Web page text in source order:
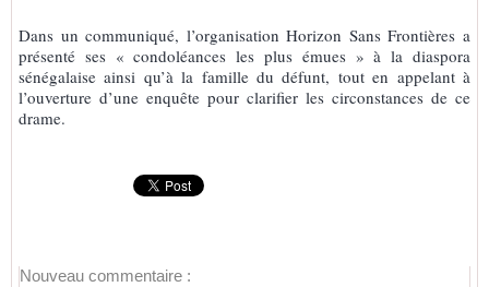
Dans un communiqué, l’organisation Horizon Sans Frontières a
présenté ses « condoléances les plus émues » à la diaspora
sénégalaise ainsi qu’à la famille du défunt, tout en appelant à
l’ouverture d’une enquête pour clarifier les circonstances de ce
drame.
Nouveau commentaire :